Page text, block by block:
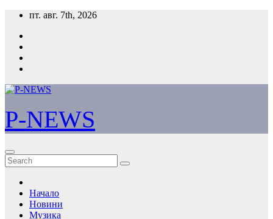
Skip
content
пт. авг. 7th, 2026
P-NEWS
Начало
Новини
Музика